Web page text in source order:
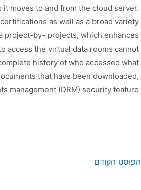
moves to and from the cloud server.
as well as a broad variety
project-by- projects, which enhances
access the virtual data rooms cannot
history of who accessed what
that have been downloaded,
management (DRM) security feature.
הפוסט הקודם